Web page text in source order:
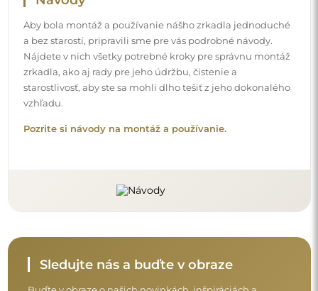
Aby bola montáž a používanie nášho zrkadla jednoduché
a bez starostí, pripravili sme pre vás podrobné návody.
Nájdete v nich všetky potrebné kroky pre správnu montáž
zrkadla, ako aj rady pre jeho údržbu, čistenie a
starostlivosť, aby ste sa mohli dlho tešiť z jeho dokonalého
vzhľadu.
Pozrite si návody na montáž a používanie.
Sledujte nás a buďte v obraze